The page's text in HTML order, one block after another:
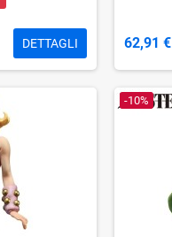
DETTAGLI 62,91 €
-10%